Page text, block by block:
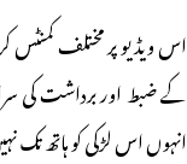
اس ویڈیو پر مختلف
کے ضبط اور برداشت کی
انہوں اس لڑکی کو ہاتھ تک